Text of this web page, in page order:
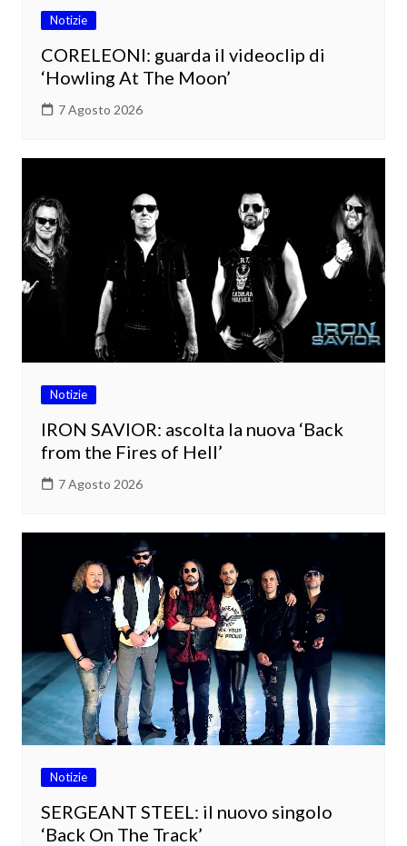
Notizie
CORELEONI: guarda il videoclip di
‘Howling At The Moon’
7 Agosto 2026
Notizie
IRON SAVIOR: ascolta la nuova ‘Back
from the Fires of Hell’
7 Agosto 2026
Notizie
SERGEANT STEEL: il nuovo singolo
‘Back On The Track’